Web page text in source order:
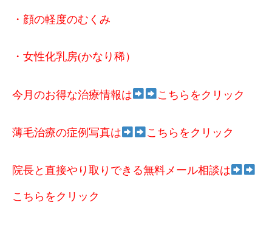
・顔の軽度のむくみ
・女性化乳房(かなり稀）
今月のお得な治療情報は こちらをクリック
薄毛治療の症例写真は こちらをクリック
院長と直接やり取りできる無料メール相談は
こちらをクリック